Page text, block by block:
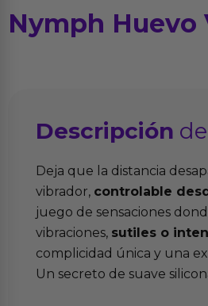
Nymph Huevo
Descripción
Deja que la distancia
vibrador, controlable
juego de sensaciones
vibraciones, sutiles o
complicidad única y una
Un secreto de suave